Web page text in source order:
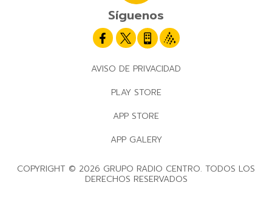
Síguenos
AVISO DE PRIVACIDAD
PLAY STORE
APP STORE
APP GALERY
COPYRIGHT © 2026 GRUPO RADIO CENTRO. TODOS LOS
DERECHOS RESERVADOS